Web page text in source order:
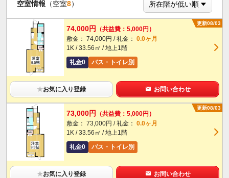
空室情報 （空室8）
更新08/03
74,000円
（共益費：5,000円）
敷金： 74,000円 / 礼金： 0.0ヶ月
1K / 33.56㎡ / 地上1階
礼金0
バス・トイレ別
★お気に入り登録 お問い合わせ
更新08/03
73,000円
（共益費：5,000円）
敷金： 73,000円 / 礼金： 0.0ヶ月
1K / 33.56㎡ / 地上1階
礼金0
バス・トイレ別
★お気に入り登録 お問い合わせ